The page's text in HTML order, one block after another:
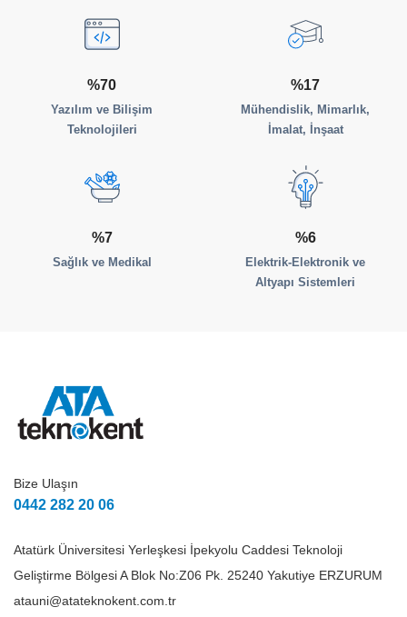
%70
Yazılım ve Bilişim
Teknolojileri
%17
Mühendislik, Mimarlık,
İmalat, İnşaat
%7
Sağlık ve Medikal
%6
Elektrik-Elektronik ve
Altyapı Sistemleri
Bize Ulaşın
0442 282 20 06
Atatürk Üniversitesi Yerleşkesi İpekyolu Caddesi Teknoloji
Geliştirme Bölgesi A Blok No:Z06 Pk. 25240 Yakutiye ERZURUM
atauni@atateknokent.com.tr